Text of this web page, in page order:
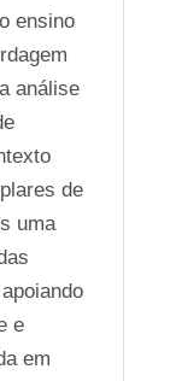
ensino
análise
de
uma
e
em